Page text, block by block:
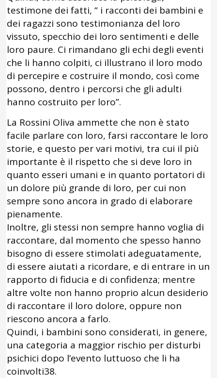
testimone dei fatti, “ i racconti dei bambini e
dei ragazzi sono testimonianza del loro
vissuto, specchio dei loro sentimenti e delle
loro paure. Ci rimandano gli echi degli eventi
che li hanno colpiti, ci illustrano il loro modo
di percepire e costruire il mondo, così come
possono, dentro i percorsi che gli adulti
hanno costruito per loro”.
La Rossini Oliva ammette che non è stato
facile parlare con loro, farsi raccontare le loro
storie, e questo per vari motivi, tra cui il più
importante è il rispetto che si deve loro in
quanto esseri umani e in quanto portatori di
un dolore più grande di loro, per cui non
sempre sono ancora in grado di elaborare
pienamente.
Inoltre, gli stessi non sempre hanno voglia di
raccontare, dal momento che spesso hanno
bisogno di essere stimolati adeguatamente,
di essere aiutati a ricordare, e di entrare in un
rapporto di fiducia e di confidenza; mentre
altre volte non hanno proprio alcun desiderio
di raccontare il loro dolore, oppure non
riescono ancora a farlo.
Quindi, i bambini sono considerati, in genere,
una categoria a maggior rischio per disturbi
psichici dopo l’evento luttuoso che li ha
coinvolti38.